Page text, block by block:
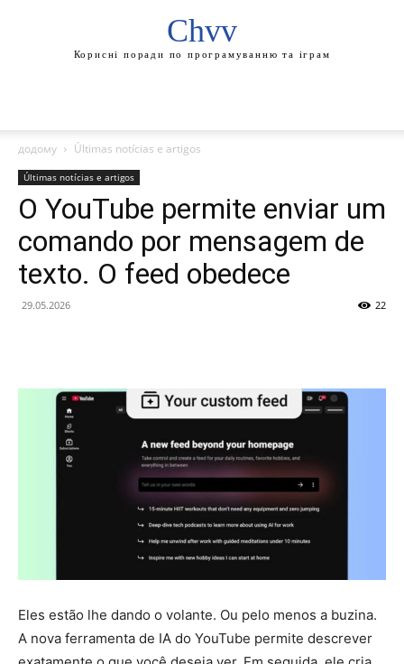
Chvv
Корисні поради по програмуванню та іграм
додому Últimas notícias e artigos
Últimas notícias e artigos
O YouTube permite enviar um
comando por mensagem de
texto. O feed obedece
29.05.2026 22
Eles estão lhe dando o volante. Ou pelo menos a buzina.
A nova ferramenta de IA do YouTube permite descrever